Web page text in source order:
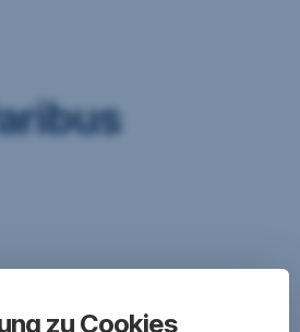
zu Cookies